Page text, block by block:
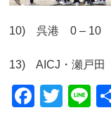
10) 呉港 0 – 10
13) AICJ・瀬戸
F T Li